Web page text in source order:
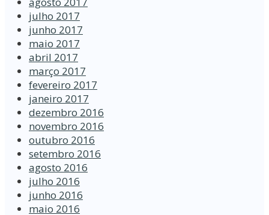
julho 2017
junho 2017
maio 2017
abril 2017
março 2017
fevereiro 2017
janeiro 2017
dezembro 2016
novembro 2016
outubro 2016
setembro 2016
agosto 2016
julho 2016
junho 2016
maio 2016